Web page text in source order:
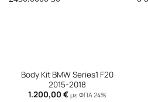
Body Kit BMW Series1 F20
2015-2018
1.200,00 € με ΦΠΑ 24%